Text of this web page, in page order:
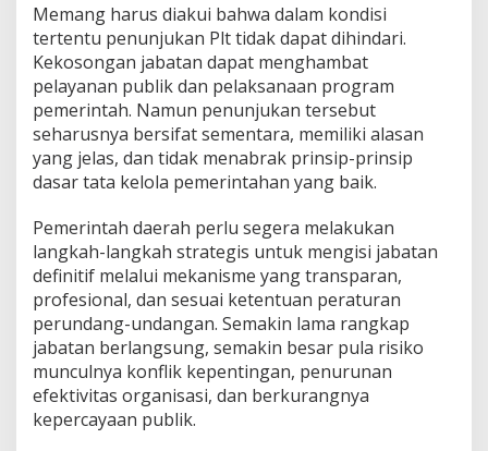
Memang harus diakui bahwa dalam kondisi
tertentu penunjukan Plt tidak dapat dihindari.
Kekosongan jabatan dapat menghambat
pelayanan publik dan pelaksanaan program
pemerintah. Namun penunjukan tersebut
seharusnya bersifat sementara, memiliki alasan
yang jelas, dan tidak menabrak prinsip-prinsip
dasar tata kelola pemerintahan yang baik.
Pemerintah daerah perlu segera melakukan
langkah-langkah strategis untuk mengisi jabatan
definitif melalui mekanisme yang transparan,
profesional, dan sesuai ketentuan peraturan
perundang-undangan. Semakin lama rangkap
jabatan berlangsung, semakin besar pula risiko
munculnya konflik kepentingan, penurunan
efektivitas organisasi, dan berkurangnya
kepercayaan publik.